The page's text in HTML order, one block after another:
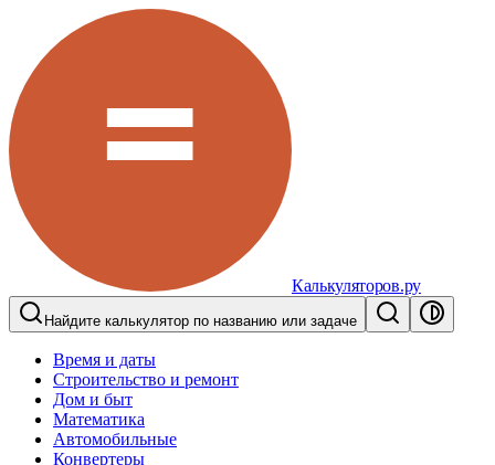
Калькуляторов.ру
Найдите калькулятор по названию или задаче
Время и даты
Строительство и ремонт
Дом и быт
Математика
Автомобильные
Конвертеры